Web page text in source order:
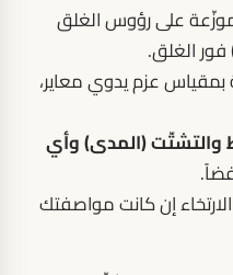
على رؤوس الغلق
الغلق.
بمقياس عزم يدوي معاير،
والتشتّت (المدى) وأي
من الارتخاء إن كانت مواصفتك